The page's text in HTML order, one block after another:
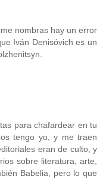
nombras hay un error
Iván Denisóvich es un
para chafardear en tu
tengo yo, y me traen
eran de culto, y
sobre literatura, arte,
Babelia, pero lo que